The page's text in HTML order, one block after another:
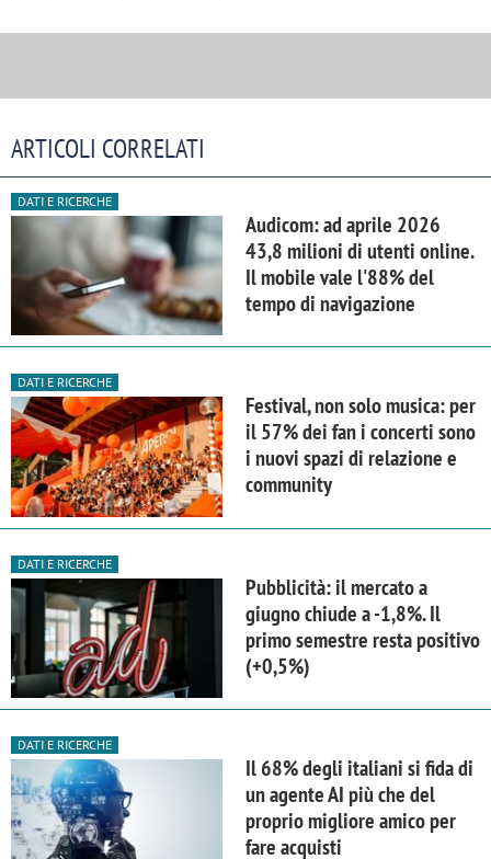
ARTICOLI CORRELATI
DATI E RICERCHE
Audicom: ad aprile 2026
43,8 milioni di utenti online.
Il mobile vale l'88% del
tempo di navigazione
DATI E RICERCHE
Festival, non solo musica: per
il 57% dei fan i concerti sono
i nuovi spazi di relazione e
community
DATI E RICERCHE
Pubblicità: il mercato a
giugno chiude a -1,8%. Il
primo semestre resta positivo
(+0,5%)
DATI E RICERCHE
Il 68% degli italiani si fida di
un agente AI più che del
proprio migliore amico per
fare acquisti